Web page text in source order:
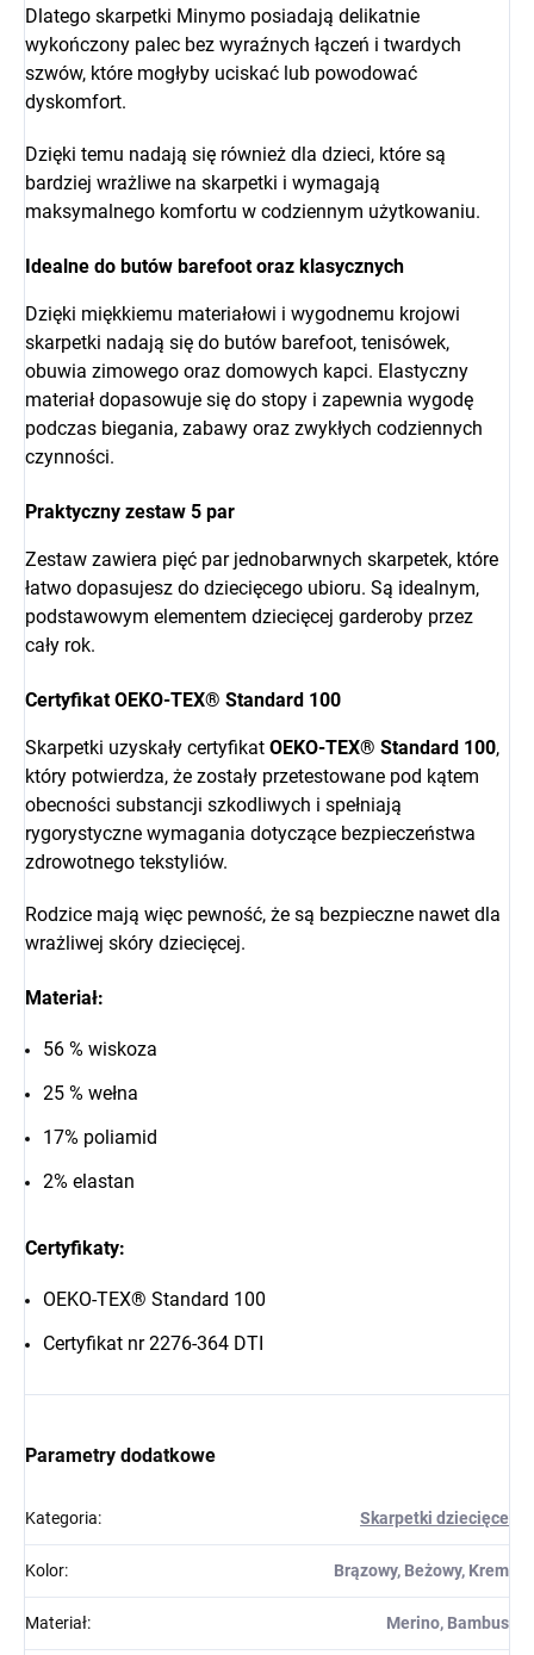
Dlatego skarpetki Minymo posiadają delikatnie
wykończony palec bez wyraźnych łączeń i twardych
szwów, które mogłyby uciskać lub powodować
dyskomfort.
Dzięki temu nadają się również dla dzieci, które są
bardziej wrażliwe na skarpetki i wymagają
maksymalnego komfortu w codziennym użytkowaniu.
Idealne do butów barefoot oraz klasycznych
Dzięki miękkiemu materiałowi i wygodnemu krojowi
skarpetki nadają się do butów barefoot, tenisówek,
obuwia zimowego oraz domowych kapci. Elastyczny
materiał dopasowuje się do stopy i zapewnia wygodę
podczas biegania, zabawy oraz zwykłych codziennych
czynności.
Praktyczny zestaw 5 par
Zestaw zawiera pięć par jednobarwnych skarpetek, które
łatwo dopasujesz do dziecięcego ubioru. Są idealnym,
podstawowym elementem dziecięcej garderoby przez
cały rok.
Certyfikat OEKO-TEX® Standard 100
Skarpetki uzyskały certyfikat OEKO-TEX® Standard 100,
który potwierdza, że zostały przetestowane pod kątem
obecności substancji szkodliwych i spełniają
rygorystyczne wymagania dotyczące bezpieczeństwa
zdrowotnego tekstyliów.
Rodzice mają więc pewność, że są bezpieczne nawet dla
wrażliwej skóry dziecięcej.
Materiał:
56 % wiskoza
25 % wełna
17% poliamid
2% elastan
Certyfikaty:
OEKO-TEX® Standard 100
Certyfikat nr 2276-364 DTI
Parametry dodatkowe
Kategoria: Skarpetki dziecięce
Kolor: Brązowy, Beżowy, Krem
Materiał: Merino, Bambus